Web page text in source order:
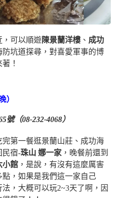
，可以順遊陳景蘭洋樓 、 成功
防坑道探尋，對喜愛軍事的博
！
）
（08-232-4068）
第一餐逛景蘭山莊、成功海
民宿-珠山 娜一家 ，晚餐前還到
小館 ，是說，有沒有這麼厲害
，如果是我們這一家自己
，大概可以玩2~3天了啊，因